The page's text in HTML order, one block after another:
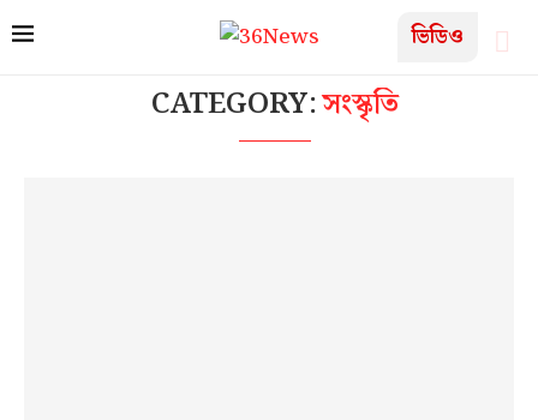
ভিডিও
CATEGORY:সংস্কৃতি